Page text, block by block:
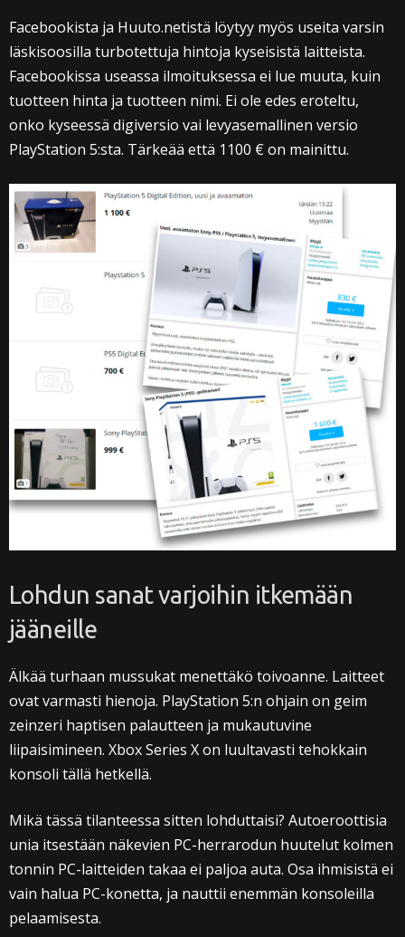
Facebookista ja Huuto.netistä löytyy myös useita varsin
läskisoosilla turbotettuja hintoja kyseisistä laitteista.
Facebookissa useassa ilmoituksessa ei lue muuta, kuin
tuotteen hinta ja tuotteen nimi. Ei ole edes eroteltu,
onko kyseessä digiversio vai levyasemallinen versio
PlayStation 5:sta. Tärkeää että 1100 € on mainittu.
Lohdun sanat varjoihin itkemään
jääneille
Älkää turhaan mussukat menettäkö toivoanne. Laitteet
ovat varmasti hienoja. PlayStation 5:n ohjain on geim
zeinzeri haptisen palautteen ja mukautuvine
liipaisimineen. Xbox Series X on luultavasti tehokkain
konsoli tällä hetkellä.
Mikä tässä tilanteessa sitten lohduttaisi? Autoeroottisia
unia itsestään näkevien PC-herrarodun huutelut kolmen
tonnin PC-laitteiden takaa ei paljoa auta. Osa ihmisistä ei
vain halua PC-konetta, ja nauttii enemmän konsoleilla
pelaamisesta.